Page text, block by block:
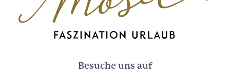
Besuche uns auf